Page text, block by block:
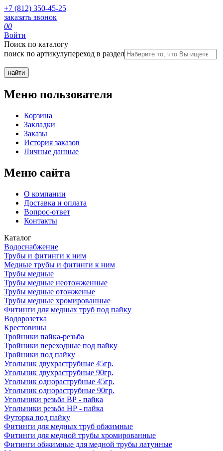
+7 (812) 350-45-25
заказать звонок
00
Войти
Поиск по каталогу
поиск по артикулупереход в раздел
Меню пользователя
Корзина
Закладки
Заказы
История заказов
Личные данные
Меню сайта
О компании
Доставка и оплата
Вопрос-ответ
Контакты
Каталог
Водоснабжение
Трубы и фитинги к ним
Медные трубы и фитинги к ним
Трубы медные
Трубы медные неотожженные
Трубы медные отожженые
Трубы медные хромированные
Фитинги для медных труб под пайку
Водорозетка
Крестовины
Тройники пайка-резьба
Тройники переходные под пайку
Тройники под пайку
Угольник двухраструбные 45гр.
Угольник двухраструбные 90гр.
Угольник однораструбные 45гр.
Угольник однораструбные 90гр.
Угольники резьба ВР - пайка
Угольники резьба НР - пайка
Футорка под пайку
Фитинги для медных труб обжимные
Фитинги для медной трубы хромированные
Фитинги обжимные для медной трубы латунные